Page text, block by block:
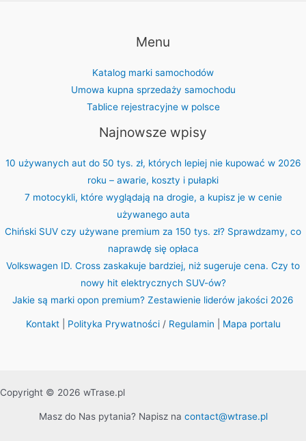
Menu
Katalog marki samochodów
Umowa kupna sprzedaży samochodu
Tablice rejestracyjne w polsce
Najnowsze wpisy
10 używanych aut do 50 tys. zł, których lepiej nie kupować w 2026
roku – awarie, koszty i pułapki
7 motocykli, które wyglądają na drogie, a kupisz je w cenie
używanego auta
Chiński SUV czy używane premium za 150 tys. zł? Sprawdzamy, co
naprawdę się opłaca
Volkswagen ID. Cross zaskakuje bardziej, niż sugeruje cena. Czy to
nowy hit elektrycznych SUV-ów?
Jakie są marki opon premium? Zestawienie liderów jakości 2026
Kontakt| Polityka Prywatności/ Regulamin Mapa portalu
Copyright © 2026 wTrase.pl
Masz do Nas pytania? Napisz na contact@wtrase.pl